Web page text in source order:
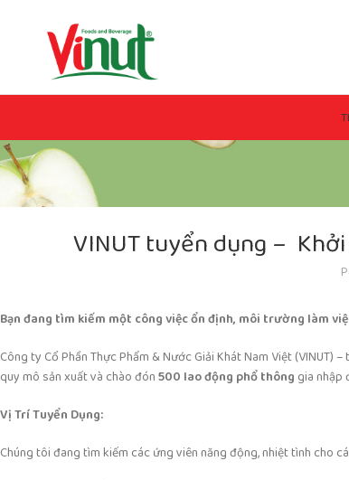
VINUT tuyển dụng –
Bạn đang tìm kiếm một công việc ổn định, môi trường làm
Công ty Cổ Phần Thực Phẩm & Nước Giải Khát Nam Việt
quy mô sản xuất và chào đón500 lao động phổ thông gia nhập
Vị Trí Tuyển Dụng:
Chúng tôi đang tìm kiếm các ứng viên năng động, nhiệt tình cho